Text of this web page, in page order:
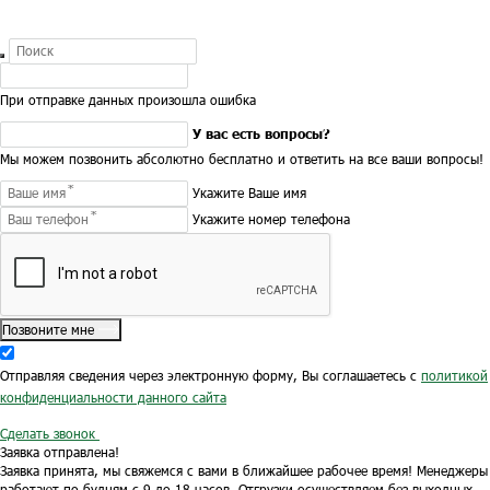
При отправке данных произошла ошибка
У вас есть вопросы?
Мы можем позвонить абсолютно бесплатно и ответить на все ваши вопросы!
Укажите Ваше имя
Укажите номер телефона
Позвоните мне
Отправляя сведения через электронную форму, Вы соглашаетесь с политикой
конфиденциальности данного сайта
Сделать звонок
Заявка отправлена!
Заявка принята, мы свяжемся с вами в ближайшее рабочее время! Менеджеры